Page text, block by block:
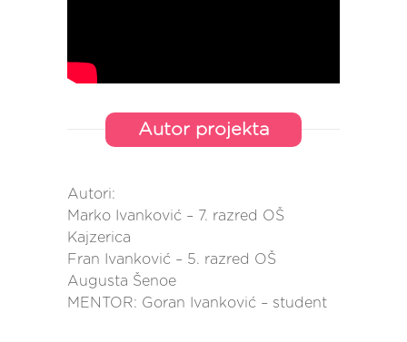
Autor projekta
Autori:
Marko Ivanković – 7. razred OŠ
Kajzerica
Fran Ivanković – 5. razred OŠ
Augusta Šenoe
MENTOR: Goran Ivanković – student